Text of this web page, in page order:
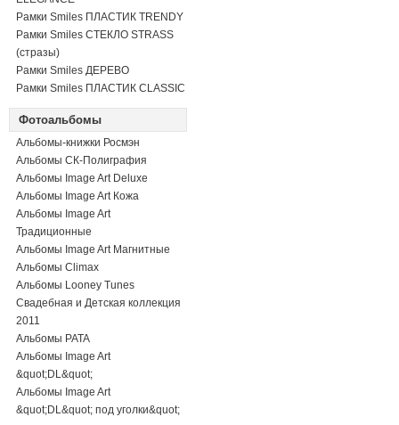
Рамки Smiles ПЛАСТИК TRENDY
Рамки Smiles СТЕКЛО STRASS
(стразы)
Рамки Smiles ДЕРЕВО
Рамки Smiles ПЛАСТИК CLASSIC
Фотоальбомы
Альбомы-книжки Росмэн
Альбомы СК-Полиграфия
Альбомы Image Art Deluxe
Альбомы Image Art Кожа
Альбомы Image Art
Традиционные
Альбомы Image Art Магнитные
Альбомы Climax
Альбомы Looney Tunes
Свадебная и Детская коллекция
2011
Альбомы PATA
Альбомы Image Art
&quot;DL&quot;
Альбомы Image Art
&quot;DL&quot; под уголки&quot;